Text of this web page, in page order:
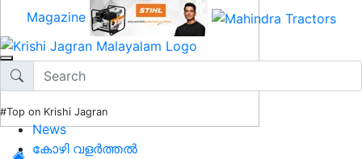
Magazine
#Top on Krishi Jagran
News
കോഴി വളർത്തൽ